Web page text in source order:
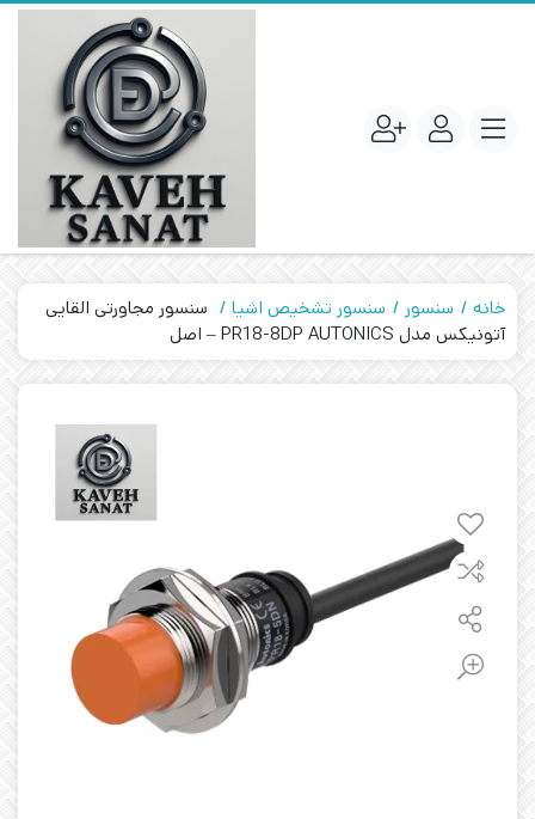
خانه سنسور سنسور تشخیص اشیا
سنسور مجاورتی القایی
آتونیکس مدل PR18-8DP AUTONICS – اصل